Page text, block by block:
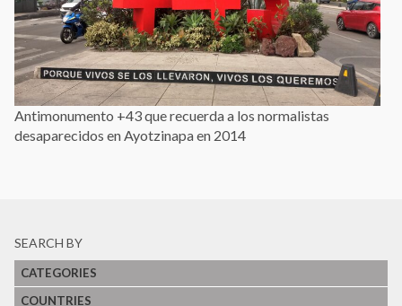
Antimonumento +43 que recuerda a los normalistas
desaparecidos en Ayotzinapa en 2014
SEARCH BY
CATEGORIES
COUNTRIES